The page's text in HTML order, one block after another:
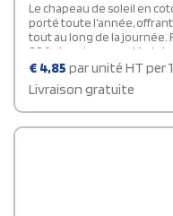
Le chapeau de soleil en
porté toute l’année,
tout au long de la journée.
80 % de coton recyclé et
offre un toucher doux et
58 cm, le chapeau offre
conserve sa forme. Son
polyvalent, des courses
€ 4,85 par unité HT per
Livraison gratuite